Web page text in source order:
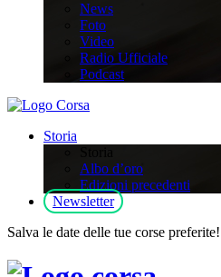
News
Foto
Video
Radio Ufficiale
Podcast
Storia
Albo d’oro
Edizioni precedenti
Newsletter
Salva le date delle tue corse preferite!